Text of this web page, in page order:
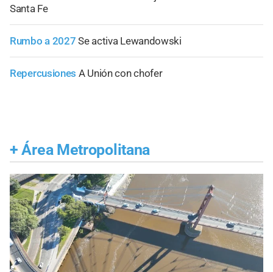
Santa Fe
Rumbo a 2027 Se activa Lewandowski
Repercusiones A Unión con chofer
+ Área Metropolitana